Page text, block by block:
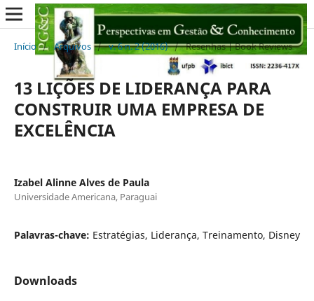
Início / Arquivos / v. 6 n. 2 (2016) / Resenhas | Book Reviews
13 LIÇÕES DE LIDERANÇA PARA
CONSTRUIR UMA EMPRESA DE
EXCELÊNCIA
Izabel Alinne Alves de Paula
Universidade Americana, Paraguai
Palavras-chave: Estratégias, Liderança, Treinamento, Disney
Downloads